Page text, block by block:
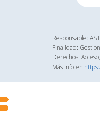
Responsable:
Finalidad:
Derechos:
Más info en